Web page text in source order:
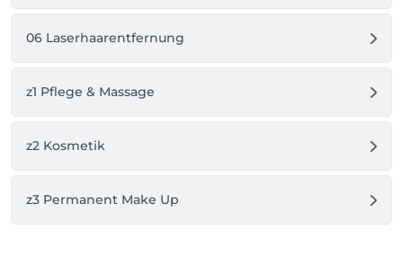
06 Laserhaarentfernung
z1 Pflege & Massage
z2 Kosmetik
z3 Permanent Make Up